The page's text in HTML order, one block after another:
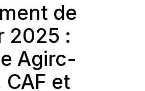
de
2025 :
Agirc-
et